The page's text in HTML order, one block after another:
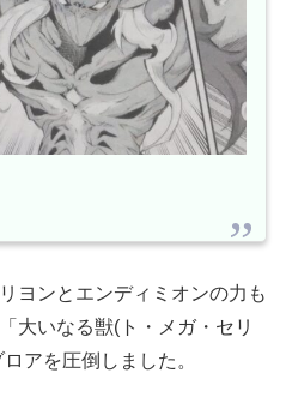
ヨンとエンディミオンの力も
大いなる獣(ト・メガ・セリ
アを圧倒しました。